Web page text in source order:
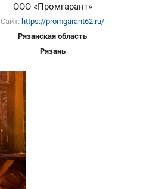
ООО «Промгарант»
Сайт: https://promgarant62.ru/
Рязанская область
Рязань